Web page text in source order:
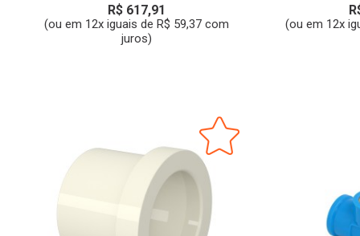
R$ 617,91
(ou em 12x iguais de R$ 59,37 com
juros)
(ou em 12x